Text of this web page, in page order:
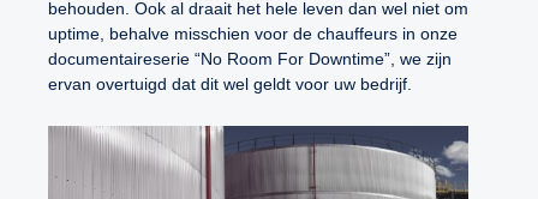
behouden. Ook al draait het hele leven dan wel niet om
uptime, behalve misschien voor de chauffeurs in onze
documentaireserie “No Room For Downtime”, we zijn
ervan overtuigd dat dit wel geldt voor uw bedrijf.